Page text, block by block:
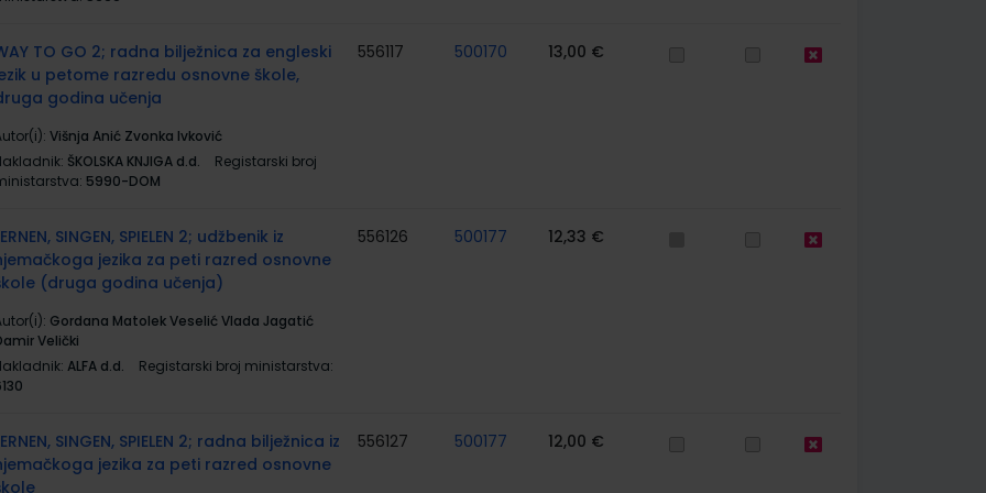
TO GO 2; radna bilježnica za engleski
u petome razredu osnovne škole,
godina učenja
Višnja Anić Zvonka Ivković
ŠKOLSKA KNJIGA d.d.
Registarski broj
5990-DOM
556117 500170 13,00 €
SINGEN, SPIELEN 2; udžbenik iz
jezika za peti razred osnovne
(druga godina učenja)
Gordana Matolek Veselić Vlada Jagatić
Velički
ALFA d.d.
Registarski broj ministarstva:
556126 500177 12,33 €
SINGEN, SPIELEN 2; radna bilježnica iz
jezika za peti razred osnovne
556127 500177 12,00 €